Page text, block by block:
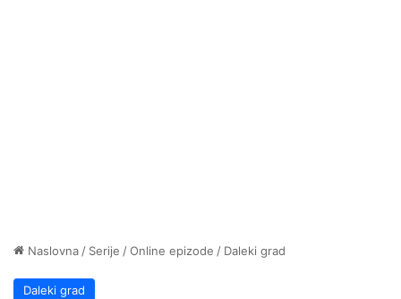
Naslovna / Serije /Online epizode / Daleki grad
Daleki grad